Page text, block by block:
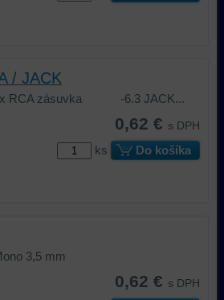
/ JACK
RCA zásuvka -6.3 JACK...
0,62 € s DPH
ks Do košíka
3,5 mm
0,62 € s DPH